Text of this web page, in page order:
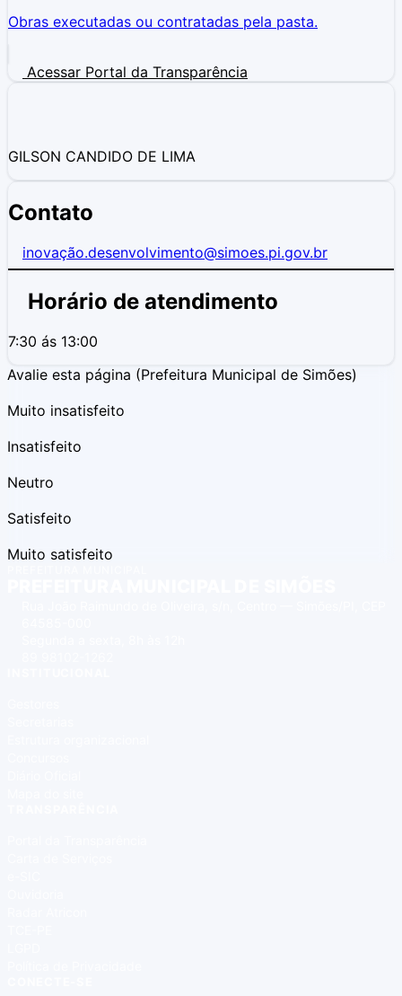
Obras executadas ou contratadas pela pasta.
Acessar Portal da Transparência
GILSON CANDIDO DE LIMA
Contato
inovação.desenvolvimento@simoes.pi.gov.br
Horário de atendimento
7:30 ás 13:00
Avalie esta página (Prefeitura Municipal de Simões)
Muito insatisfeito
Insatisfeito
Neutro
Satisfeito
Muito satisfeito